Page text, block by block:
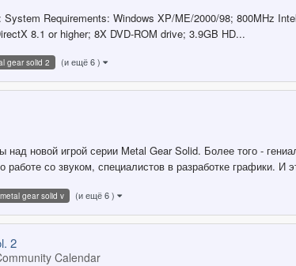
Requirements: Windows XP/ME/2000/98; 800MHz
8.1 or higher; 8X DVD-ROM drive; 3.9GB HD...
gear solid 2 (и ещё 6 )
новой игрой серии Metal Gear Solid. Более того -
со звуком, специалистов в разработке графики. И
metal gear solid v (и ещё 6 )
2
Calendar